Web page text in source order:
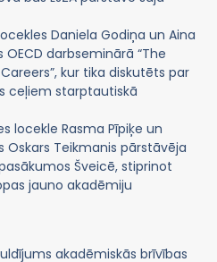
Daniela Godiņa un Aina
darbseminārā “The
kur tika diskutēts par
ceļiem starptautiskā
locekle Rasma Pīpiķe un
Oskars Teikmanis pārstāvēja
pasākumos Šveicē, stiprinot
jauno akadēmiju
akadēmiskās brīvības